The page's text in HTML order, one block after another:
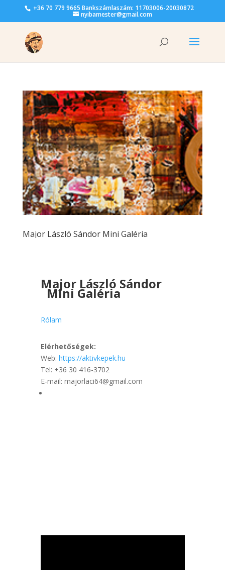
+36 70 779 9665 Bankszámlaszám: 11703006-20030872
nyibamester@gmail.com
Major László Sándor Mini Galéria
Major László Sándor
Mini Galéria
Rólam
Elérhetőségek:
Web: https://aktivkepek.hu
Tel: +36 30 416-3702
E-mail: majorlaci64@gmail.com